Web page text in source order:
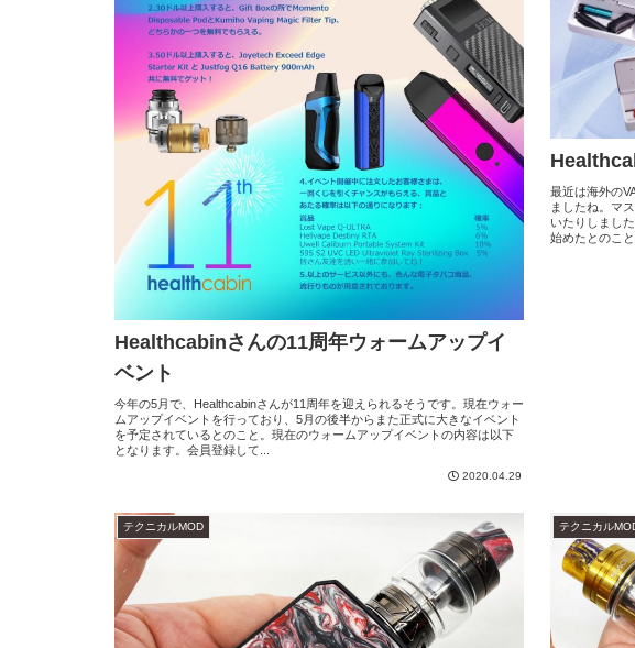
Healthcabinさんの11周年ウォームアップイ
ベント
今年の5月で、Healthcabinさんが11周年を迎えられるそうです。現在ウォー
ムアップイベントを行っており、5月の後半からまた正式に大きなイベント
を予定されているとのこと。現在のウォームアップイベントの内容は以下
となります。会員登録して...
2020.04.29
最近は海外の
ましたね。マ
いたりしまし
始めたとのこ
テクニカルMOD テクニカル